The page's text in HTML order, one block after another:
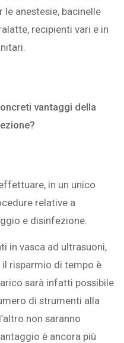
le anestesie, bacinelle
recipienti vari e in
vantaggi della
in un unico
relative a
e disinfezione.
in vasca ad ultrasuoni,
risparmio di tempo è
sarà infatti possibile
di strumenti alla
non saranno
è ancora più